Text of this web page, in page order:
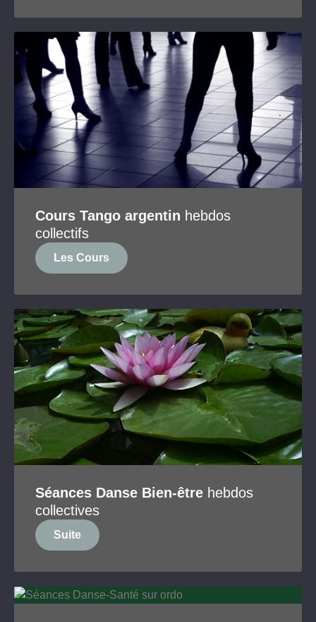
Cours Tango argentin hebdos
collectifs
Les Cours
Séances Danse Bien-être hebdos
collectives
Suite